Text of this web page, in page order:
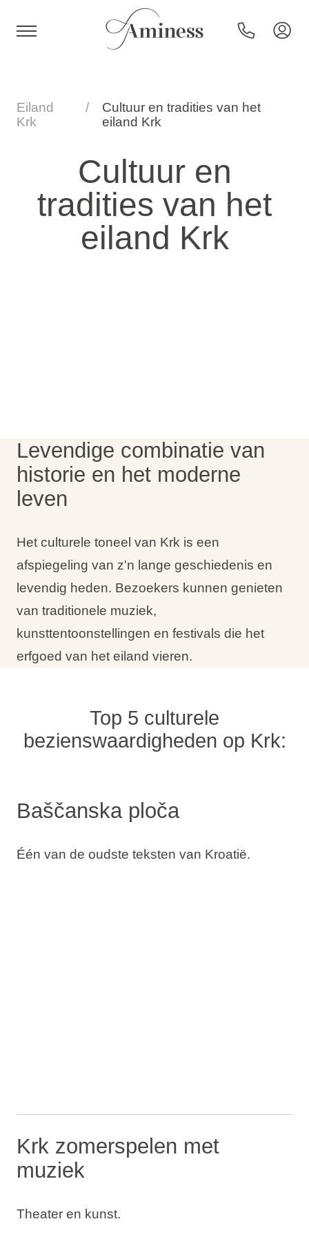
Hotels en resorts
Campings
Speciale aanbiedingen
Ami Loyalty programma
Blogi
Eiland
Krk
Cultuur en tradities van het
eiland Krk
Cultuur en
tradities van het
eiland Krk
Levendige combinatie van
historie en het moderne
leven
Het culturele toneel van Krk is een
afspiegeling van z'n lange geschiedenis en
levendig heden. Bezoekers kunnen genieten
van traditionele muziek,
kunsttentoonstellingen en festivals die het
erfgoed van het eiland vieren.
Top 5 culturele
bezienswaardigheden op Krk:
Baščanska ploča
Één van de oudste teksten van Kroatië.
Krk zomerspelen met
muziek
Theater en kunst.